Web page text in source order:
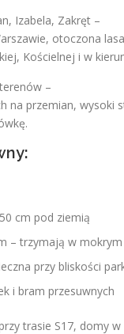
Izabela, Zakręt –
otoczona
Kościelnej i w
–
na przemian, wysoki
cm pod ziemią
– trzymają w mokrym
przy bliskości
i bram przesuwnych
trasie S17, domy